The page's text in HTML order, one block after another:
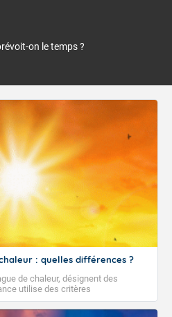
on le temps ?
: quelles différences ?
de chaleur, désignent des
utilise des critères
qualifier les épisodes de chaleur qui
et socio-économiques